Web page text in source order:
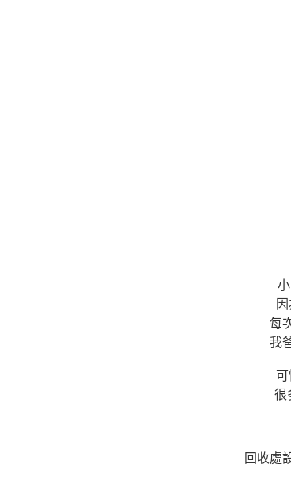
每
我
很
回收處